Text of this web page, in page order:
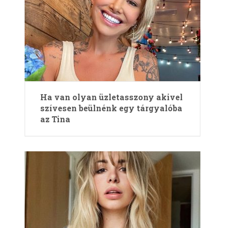
Ha van olyan üzletasszony akivel
szívesen beülnénk egy tárgyalóba
az Tina